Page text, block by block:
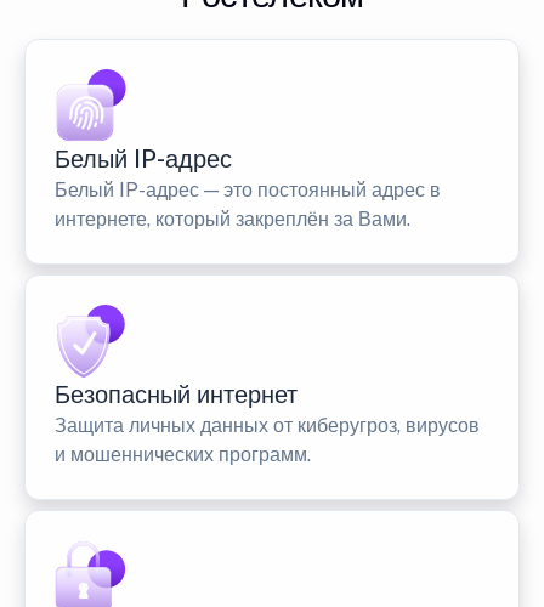
Белый IP-адрес
Белый IP-адрес — это постоянный адрес в
интернете, который закреплён за Вами.
Безопасный интернет
Защита личных данных от киберугроз, вирусов
и мошеннических программ.